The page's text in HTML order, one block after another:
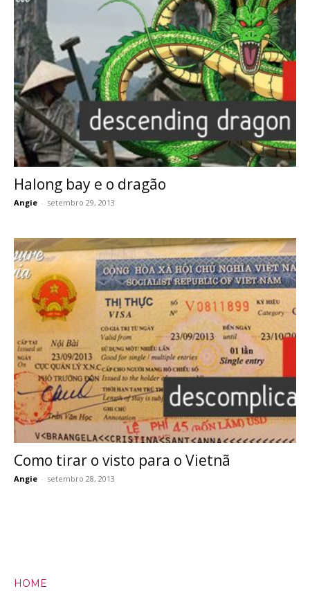
Halong bay e o dragão
Angie - setembro 29, 2013
Como tirar o visto para o Vietnã
Angie - setembro 28, 2013
HOME